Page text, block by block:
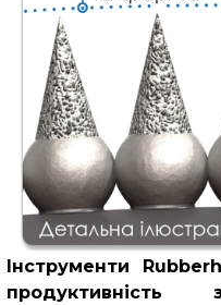
Інструменти
продуктивність